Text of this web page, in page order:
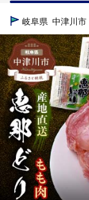
TOP
TOP 肉
岐阜県 中津川市